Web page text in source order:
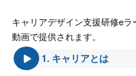
キャリアデザイン支援研修e
動画で提供されます。
1. キャリアとは